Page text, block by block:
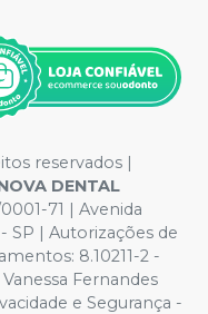
reservados |
DENTAL
71 | Avenida
SP | Autorizações de
8.10211-2 -
Fernandes
e Segurança -